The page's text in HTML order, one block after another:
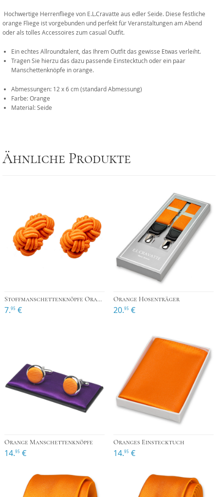
Hochwertige Herrenfliege von E.L.Cravatte aus edler Seide. Diese festliche
orange Fliege ist vorgebunden und perfekt für Veranstaltungen am Abend
oder als tolles Accessoires zum casual Outfit.
Ein echtes Allroundtalent, das Ihrem Outfit das gewisse Etwas verleiht.
Tragen Sie hierzu das dazu passende Einstecktuch oder ein paar
Manschettenknöpfe in orange.
Abmessungen: 12 x 6 cm (standard Abmessung)
Farbe: Orange
Material: Seide
Ähnliche Produkte
Stoffmanschettenknöpfe Orange
7.95 €
Orange Hosenträger
20.95 €
Orange Manschettenknöpfe
14.95 €
Oranges Einstecktuch
14.95 €